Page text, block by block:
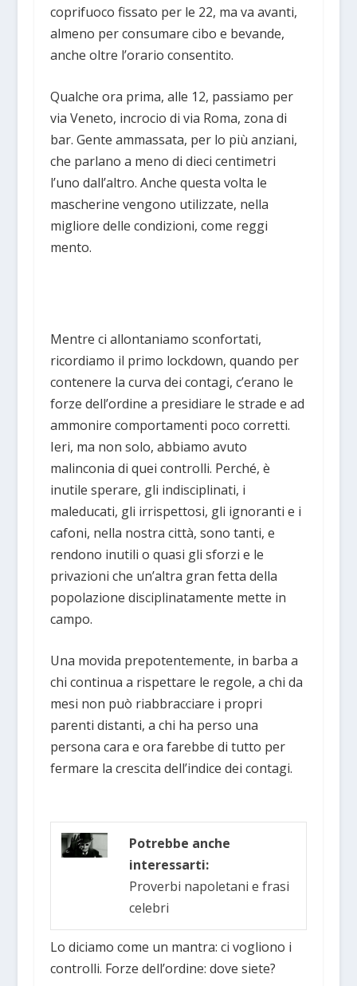
coprifuoco fissato per le 22, ma va avanti,
almeno per consumare cibo e bevande,
anche oltre l’orario consentito.
Qualche ora prima, alle 12, passiamo per
via Veneto, incrocio di via Roma, zona di
bar. Gente ammassata, per lo più anziani,
che parlano a meno di dieci centimetri
l’uno dall’altro. Anche questa volta le
mascherine vengono utilizzate, nella
migliore delle condizioni, come reggi
mento.
Mentre ci allontaniamo sconfortati,
ricordiamo il primo lockdown, quando per
contenere la curva dei contagi, c’erano le
forze dell’ordine a presidiare le strade e ad
ammonire comportamenti poco corretti.
Ieri, ma non solo, abbiamo avuto
malinconia di quei controlli. Perché, è
inutile sperare, gli indisciplinati, i
maleducati, gli irrispettosi, gli ignoranti e i
cafoni, nella nostra città, sono tanti, e
rendono inutili o quasi gli sforzi e le
privazioni che un’altra gran fetta della
popolazione disciplinatamente mette in
campo.
Una movida prepotentemente, in barba a
chi continua a rispettare le regole, a chi da
mesi non può riabbracciare i propri
parenti distanti, a chi ha perso una
persona cara e ora farebbe di tutto per
fermare la crescita dell’indice dei contagi.
Potrebbe anche
interessarti:
Proverbi napoletani e frasi
celebri
Lo diciamo come un mantra: ci vogliono i
controlli. Forze dell’ordine: dove siete?